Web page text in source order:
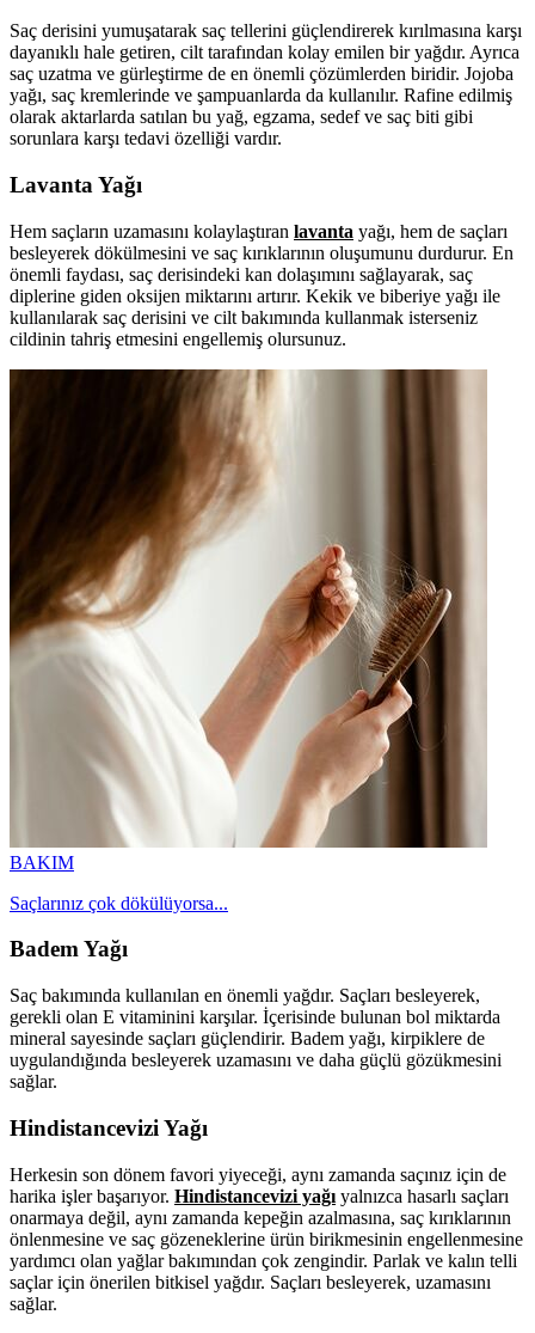
Saç derisini yumuşatarak saç tellerini güçlendirerek kırılmasına karşı
dayanıklı hale getiren, cilt tarafından kolay emilen bir yağdır. Ayrıca
saç uzatma ve gürleştirme de en önemli çözümlerden biridir. Jojoba
yağı, saç kremlerinde ve şampuanlarda da kullanılır. Rafine edilmiş
olarak aktarlarda satılan bu yağ, egzama, sedef ve saç biti gibi
sorunlara karşı tedavi özelliği vardır.
Lavanta Yağı
Hem saçların uzamasını kolaylaştıran lavanta yağı, hem de saçları
besleyerek dökülmesini ve saç kırıklarının oluşumunu durdurur. En
önemli faydası, saç derisindeki kan dolaşımını sağlayarak, saç
diplerine giden oksijen miktarını artırır. Kekik ve biberiye yağı ile
kullanılarak saç derisini ve cilt bakımında kullanmak isterseniz
cildinin tahriş etmesini engellemiş olursunuz.
BAKIM
Saçlarınız çok dökülüyorsa...
Badem Yağı
Saç bakımında kullanılan en önemli yağdır. Saçları besleyerek,
gerekli olan E vitaminini karşılar. İçerisinde bulunan bol miktarda
mineral sayesinde saçları güçlendirir. Badem yağı, kirpiklere de
uygulandığında besleyerek uzamasını ve daha güçlü gözükmesini
sağlar.
Hindistancevizi Yağı
Herkesin son dönem favori yiyeceği, aynı zamanda saçınız için de
harika işler başarıyor. Hindistancevizi yağı yalnızca hasarlı saçları
onarmaya değil, aynı zamanda kepeğin azalmasına, saç kırıklarının
önlenmesine ve saç gözeneklerine ürün birikmesinin engellenmesine
yardımcı olan yağlar bakımından çok zengindir. Parlak ve kalın telli
saçlar için önerilen bitkisel yağdır. Saçları besleyerek, uzamasını
sağlar.